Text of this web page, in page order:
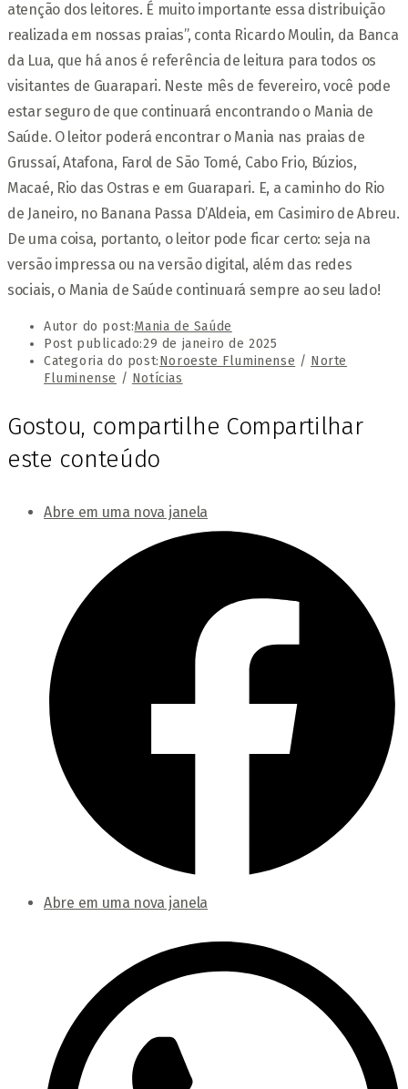
atenção dos leitores. É muito importante essa distribuição
realizada em nossas praias”, conta Ricardo Moulin, da Banca
da Lua, que há anos é referência de leitura para todos os
visitantes de Guarapari. Neste mês de fevereiro, você pode
estar seguro de que continuará encontrando o Mania de
Saúde. O leitor poderá encontrar o Mania nas praias de
Grussaí, Atafona, Farol de São Tomé, Cabo Frio, Búzios,
Macaé, Rio das Ostras e em Guarapari. E, a caminho do Rio
de Janeiro, no Banana Passa D’Aldeia, em Casimiro de Abreu.
De uma coisa, portanto, o leitor pode ficar certo: seja na
versão impressa ou na versão digital, além das redes
sociais, o Mania de Saúde continuará sempre ao seu lado!
Autor do post:Mania de Saúde
Post publicado:29 de janeiro de 2025
Categoria do post:Noroeste Fluminense / Norte
Fluminense / Notícias
Gostou, compartilhe Compartilhar
este conteúdo
Abre em uma nova janela
Abre em uma nova janela